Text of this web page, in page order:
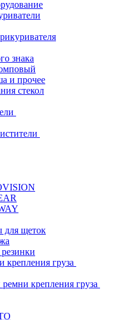
знака
и прочее
стекол
для щеток
груза
крепления груза